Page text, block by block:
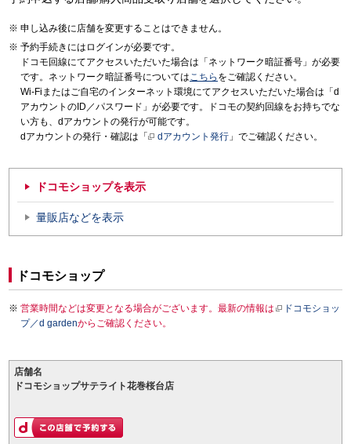
申し込み後に店舗を変更することはできません。
予約手続きにはログインが必要です。
ドコモ回線にてアクセスいただいた場合は「ネットワーク暗証番号」が必要
です。ネットワーク暗証番号についてはこちら をご確認ください。
Wi-Fiまたはご自宅のインターネット環境にてアクセスいただいた場合は「d
アカウントのID／パスワード」が必要です。ドコモの契約回線をお持ちでな
い方も、dアカウントの発行が可能です。
dアカウントの発行・確認は「
dアカウント発行 」でご確認ください。
ドコモショップを表示
量販店などを表示
ドコモショップ
営業時間などは変更となる場合がございます。最新の情報は
ドコモショッ
プ／d gardenからご確認ください。
店舗名
ドコモショップサテライト花巻桜台店